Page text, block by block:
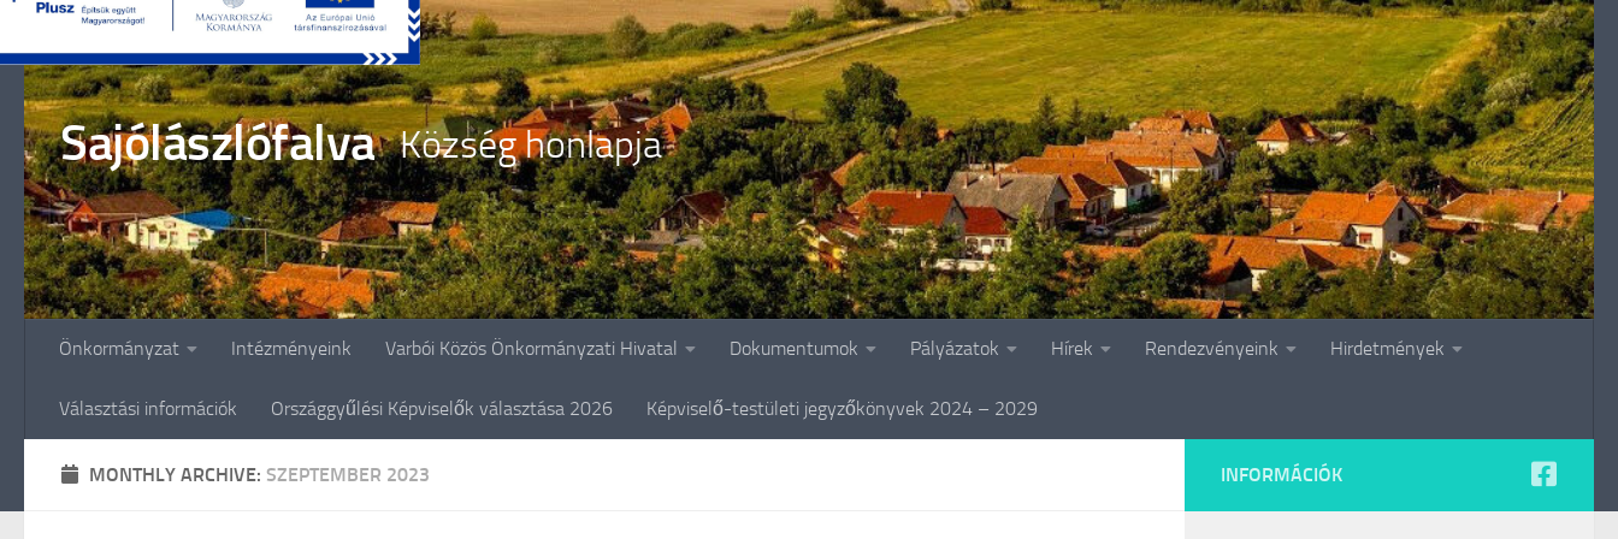
Sajólászlófalva Község honlapja
Önkormányzat Intézményeink Varbói Közös Önkormányzati Hivatal Dokumentumok Pályázatok Hírek Rendezvényeink Hirdetmények
Választási információk Országgyűlési Képviselők választása 2026 Képviselő-testületi jegyzőkönyvek 2024 – 2029
MONTHLY ARCHIVE: SZEPTEMBER 2023 INFORMÁCIÓK